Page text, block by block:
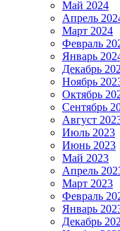
Май 2024
Апрель
Март 2024
Февраль
Январь
Декабрь
Ноябрь
Октябрь
Сентябрь
Август
Июль 2023
Июнь 2023
Май 2023
Апрель
Март 2023
Февраль
Январь
Декабрь